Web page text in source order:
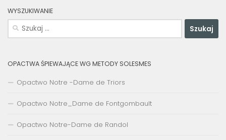
WYSZUKIWANIE
Szukaj:
OPACTWA ŚPIEWAJĄCE WG METODY SOLESMES
Opactwo Notre -Dame de Triors
Opactwo Notre_Dame de Fontgombault
Opactwo Notre-Dame de Randol